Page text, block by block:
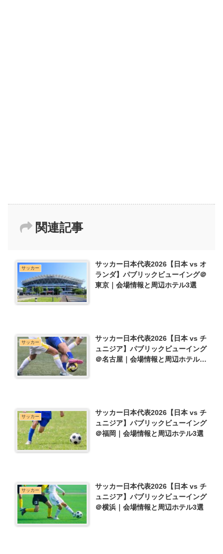
関連記事
サッカー
サッカー日本代表2026【日本 vs オ
ランダ】パブリックビューイング＠
東京｜会場情報と周辺ホテル3選
サッカー
サッカー日本代表2026【日本 vs チ
ュニジア】パブリックビューイング
＠名古屋｜会場情報と周辺ホテル3
サッカー
サッカー日本代表2026【日本 vs チ
ュニジア】パブリックビューイング
＠福岡｜会場情報と周辺ホテル3選
サッカー
サッカー日本代表2026【日本 vs チ
ュニジア】パブリックビューイング
＠横浜｜会場情報と周辺ホテル3選